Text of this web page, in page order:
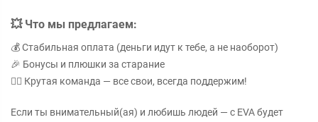
💥 Что мы предлагаем:
💰 Стабильная оплата (деньги идут к тебе, а не наоборот)
🎉 Бонусы и плюшки за старание
👯‍♀️ Крутая команда — все свои, всегда поддержим!
Если ты внимательный(ая) и любишь людей — с EVA будет